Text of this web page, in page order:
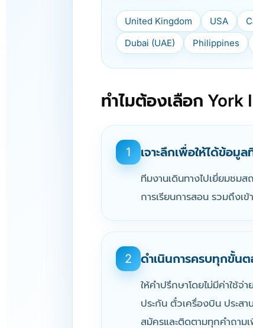
United Kingdom USA
Dubai (UAE)
Philippines
ทำไมต้องเลือก York
1 เจาะลึกเพื่อให้ได้ข้อมู
ทีมงานเดินทางไปเยี่ยมชม
การเรียนการสอน รวมถึงเ
2 ดำเนินการครบทุกขั้น
ให้คำปรึกษาโดยไม่มีค่าใช้
ประกัน ตั๋วเครื่องบิน ประสา
สมัครและติดตามทุกคำถาม